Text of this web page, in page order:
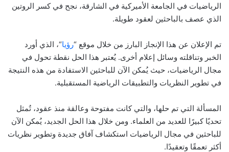
الرياضيات في الجامعة الأميركية في الشارقة، نجح في كسر الروتين
الذي عصف بالباحثين لعقود طويلة.
تم الإعلان عن هذا الإنجاز البارز من خلال موقع “رؤيا“، الذي أورد
الخبر وتناقلته وسائل إعلام أخرى. يُعتبر هذا الحل نقطة تحول في
مجال الرياضيات، حيث يُمكن الآن للباحثين الاستفادة من هذه النتيجة
في تطوير النظريات والتطبيقات الرياضية المستقبلية.
المسألة التي تم حلها، والتي كانت مفتوحة وعالقة منذ عقود، تُمثل
تحديًا كبيرًا للعديد من العلماء. ومن خلال هذا الحل الجديد، يُمكن الآن
للباحثين في مجال الرياضيات استكشاف آفاق جديدة وتطوير نظريات
أكثر تعمقًا وتعقيدًا.